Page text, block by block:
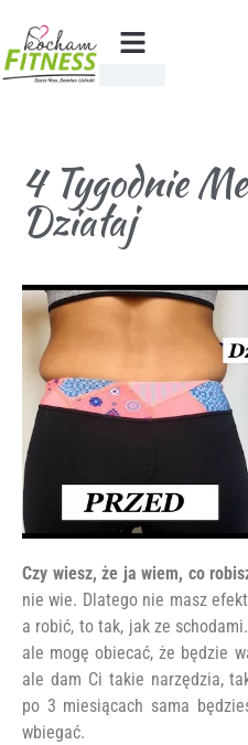
4 Tygodnie
Działaj
Czy wiesz, że ja wiem, co
nie wie. Dlatego nie masz
a robić, to tak, jak ze
ale mogę obiecać, że będzie
ale dam Ci takie narzędzia,
po 3 miesiącach sama
wbiegać.